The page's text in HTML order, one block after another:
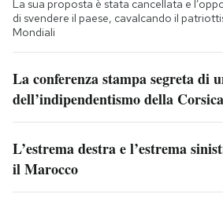
La sua proposta è stata cancellata e
di svendere il paese, cavalcando il
Mondiali
La conferenza stampa segreta di
dell’indipendentismo della Corsica
L’estrema destra e l’estrema
il Marocco